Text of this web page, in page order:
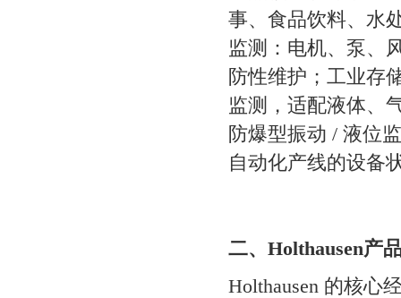
事、食品饮料、水
监测：电机、泵、
防性维护； 工业存
监测，适配液体、
防爆型振动 / 液位
自动化产线的设备
二、Holthausen产
Holthausen 的核心